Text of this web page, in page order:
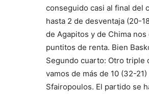
conseguido casi al final del
hasta 2 de desventaja (20-
de Agapitos y de Chima nos
puntitos de renta. Bien
Segundo cuarto: Otro triple
vamos de más de 10 (32-21)
Sfairopoulos. El partido se